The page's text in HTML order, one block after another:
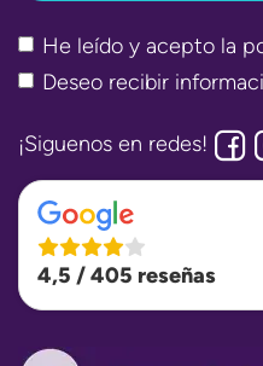
He leído y acepto la
Deseo recibir
¡Siguenos en redes!
4,5 / 405 reseñas